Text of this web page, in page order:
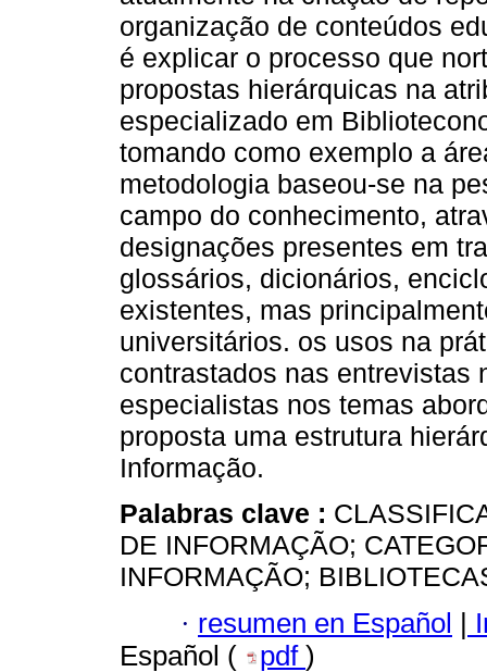
organização de conteúdos
é explicar o processo que
propostas hierárquicas na
especializado em
tomando como exemplo a
metodologia baseou-se na
campo do conhecimento,
designações presentes em
glossários, dicionários,
existentes, mas
universitários. os usos na
contrastados nas entrevistas
especialistas nos temas
proposta uma estrutura
Informação.
Palabras clave :
DE INFORMAÇÃO;
INFORMAÇÃO;
· resumen en Español |
Español (
pdf )